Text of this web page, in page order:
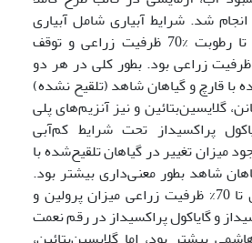
شد. شرایط آبیاری شامل آبیاری
غرقاب، توقف آبیاری تا رطوبت %70 ظرفیت زراعی و توقف
تا رطوبت 50% ظرفیت زراعی بود. بطور کلی در هر دو
با قارچ و گیاهان شاهد (تلقیح نشده)
گلایسین‌بتائین و نیز آنزیم‌های پلی
پراکسیداز تحت شرایط کم‌آبی
میزان تغییر در گیاهان تلقیح‌شده با
شاهد بطور معنی‌داری بیشتر بود.
در شرایط قطع آبیاری تا 70% ظرفیت زراعی میزان پرولین و
و گایاکول پراکسیداز در رقم نعمت